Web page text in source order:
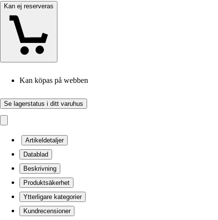
Kan ej reserveras
Kan köpas på webben
Se lagerstatus i ditt varuhus
Artikeldetaljer
Datablad
Beskrivning
Produktsäkerhet
Ytterligare kategorier
Kundrecensioner